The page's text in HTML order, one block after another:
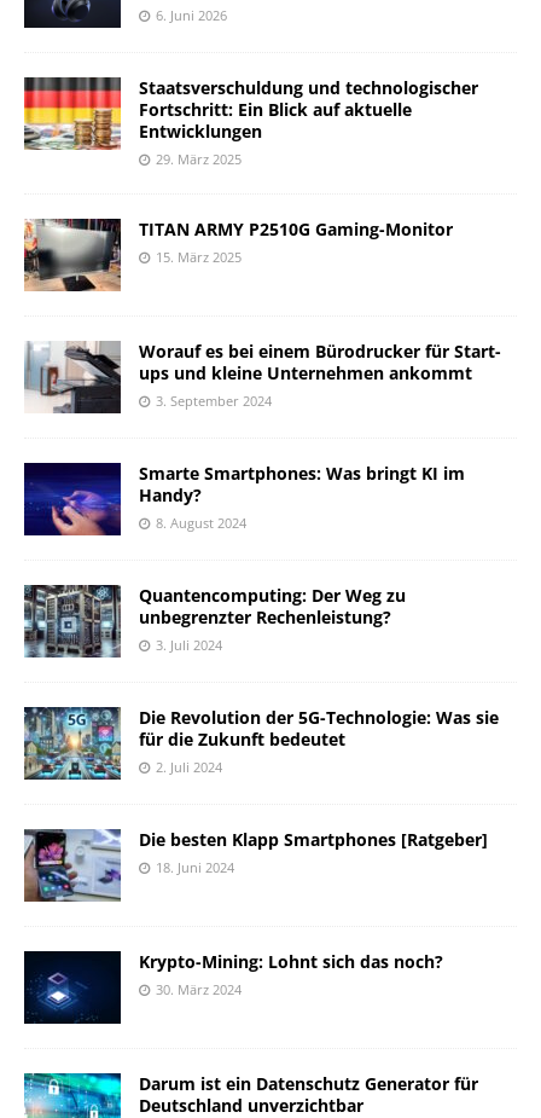
6. Juni 2026
Staatsverschuldung und technologischer
Fortschritt: Ein Blick auf aktuelle
Entwicklungen
29. März 2025
TITAN ARMY P2510G Gaming-Monitor
15. März 2025
Worauf es bei einem Bürodrucker für Start-
ups und kleine Unternehmen ankommt
3. September 2024
Smarte Smartphones: Was bringt KI im
Handy?
8. August 2024
Quantencomputing: Der Weg zu
unbegrenzter Rechenleistung?
3. Juli 2024
Die Revolution der 5G-Technologie: Was sie
für die Zukunft bedeutet
2. Juli 2024
Die besten Klapp Smartphones [Ratgeber]
18. Juni 2024
Krypto-Mining: Lohnt sich das noch?
30. März 2024
Darum ist ein Datenschutz Generator für
Deutschland unverzichtbar